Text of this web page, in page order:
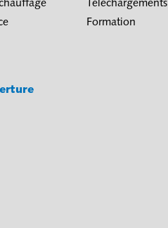
Téléchargements
Formation